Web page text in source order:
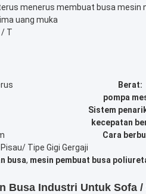
menerus membuat busa mesin
uang muka
/ T
Berat:
pompa
Sistem
kecepatan
Cara
Tipe Gigi Gergaji
busa, mesin pembuat busa
Busa Industri Untuk Sofa /